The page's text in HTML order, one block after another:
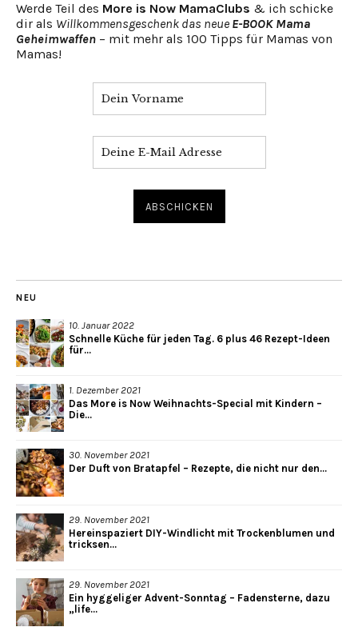
Werde Teil des More is Now MamaClubs & ich schicke
dir als Willkommensgeschenk das neue E-BOOK Mama
Geheimwaffen – mit mehr als 100 Tipps für Mamas von
Mamas!
NEU
10. Januar 2022
Schnelle Küche für jeden Tag. 6 plus 46 Rezept-Ideen
für...
1. Dezember 2021
Das More is Now Weihnachts-Special mit Kindern –
Die...
30. November 2021
Der Duft von Bratapfel – Rezepte, die nicht nur den...
29. November 2021
Hereinspaziert DIY-Windlicht mit Trockenblumen und
tricksen...
29. November 2021
Ein hyggeliger Advent-Sonntag – Fadensterne, dazu
„life...